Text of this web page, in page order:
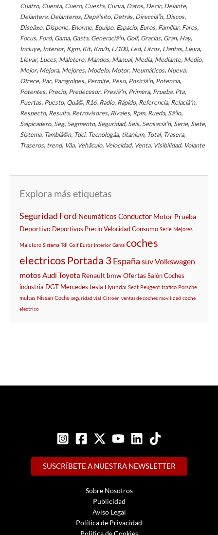
Cuatro, Cuenta, Cuero, Cuesta, Curva, Datos, Decir, Delante,
Delantera, Delanteros, Depã³sito, Detrás, Direcciã³n, Discos,
Diseã±o, Dispone, Enorme, Equipo, Espacio, Euros, Familiar, Faros,
Focus, Ford, Gama, Gasta, Generaciã³n, Golf, Gracias, Gran, Hay,
Incluye, Interior, Kgm, Kit, Km/h, L/100, Led, Litros, Llantas, Lleva,
Llevar, Luces, Maletero, Mandos, Manual, Media, Mediante, Medio,
Mejor, Mejora, Mejores, Modelo, Motor, Neumáticos, Nueva,
Ofrece, Par, Paragolpes, Permite, Peso, Posiciã³n, Potencia,
Potentes, Precio, Predecesor, Presiã³n, Primera, Prueba, Pta,
Puertas, Puesto, Quã©, R16, Radio, Rápido, Referencia, Relaciã³n,
Respecto, Resulta, Retrovisores, Rivales, Rpm, Rueda, Sã³lo,
Salpicadero, Seg, Segmento, Seguridad, Seis, Sensaciã³n, Serie, Siete,
Sistema, Tambiã©n, Tdci, Tecnologã­a, titanium, Total, Trasera,
Traseros, trend, Vã­a, Vehã­culo, Velocidad, Venta, Visibilidad, Volante
Explora más etiquetas
Seguridad Ford Neumáticos Conductor Motor Prueba
Deportivo Deportivos PrecioVelocidadConsumo Serie Mejores
Maletero Sistema Tdi Golf Euros Interior Gama coches
electricos Portada 3España suvVolkswagen
motosAudi Toyota Renault bmwOfertasSalónCoches
industria DGT Mercedes tesla Hyundai Seat Peugeot trafico Porsche
multas Nissan Coche seguridad vial Citroën ventas de coches movilidad coche
electrico
SUSCRÍBETE A NUESTRA NEWSLETTER
Sobre Nosotros
Publicidad
Aviso Legal
Política de Privacidad